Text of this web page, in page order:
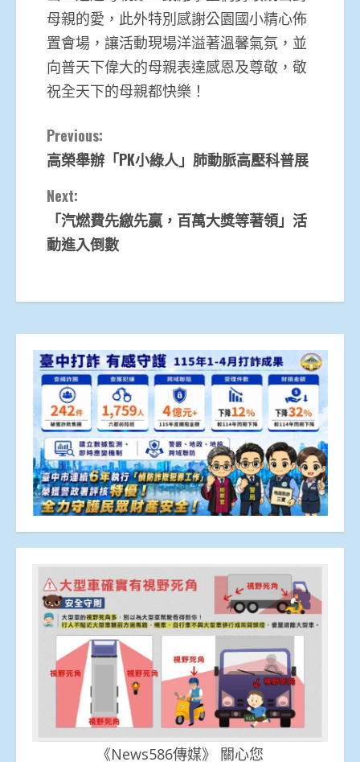
母親的愛，此外特別感謝公園國小精心佈
置會場，讓活動現場洋溢著溫馨氣氛，並
向普天下偉大的母親表達感恩及尊敬，敬
祝全天下的母親都快樂！
Continue
Reading
Previous:
高榮舉辦「PK小綠人」肺動脈高壓科普展
Next:
「汽燃費先繳先贏，百萬大獎等著領」活
動進入倒數
《News586傳媒》 關心您